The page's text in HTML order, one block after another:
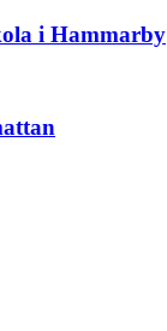
i Hammarby